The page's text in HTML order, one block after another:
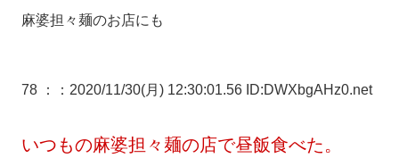
麻婆担々麺のお店にも
78 ： ：2020/11/30(月) 12:30:01.56 ID:DWXbgAHz0.net
いつもの麻婆担々麺の店で昼飯食べた。